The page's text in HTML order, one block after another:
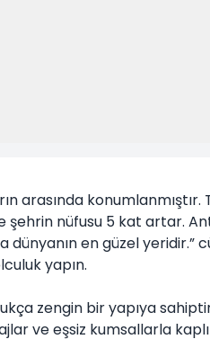
arasında
nüfusu 5 kat artar.
dünyanın en güzel yeridir.”
yapın.
zengin bir yapıya
ve eşsiz kumsallarla